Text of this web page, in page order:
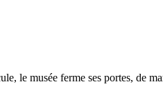
le musée ferme ses portes, de